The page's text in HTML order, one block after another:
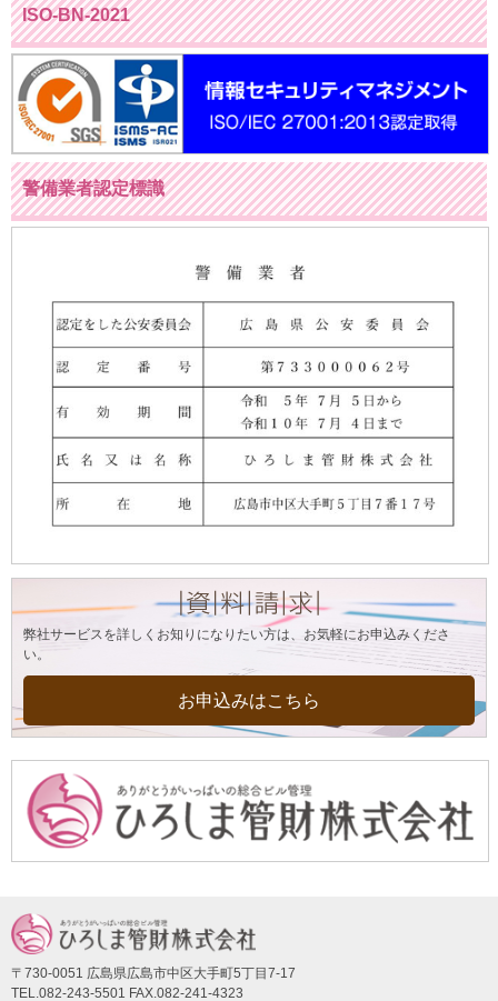
ISO-BN-2021
警備業者認定標識
弊社サービスを詳しくお知りになりたい方は、お気軽にお申込みくださ
い。
お申込みはこちら
〒730-0051 広島県広島市中区大手町5丁目7-17
TEL.082-243-5501 FAX.082-241-4323